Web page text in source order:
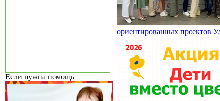
Если нужна помощь
ориентированных проектов